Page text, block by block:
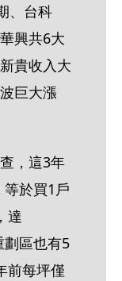
、台科
興共6大
貴收入大
巨大漲
，這3年
於買1戶
達
劃區也有5
前每坪僅